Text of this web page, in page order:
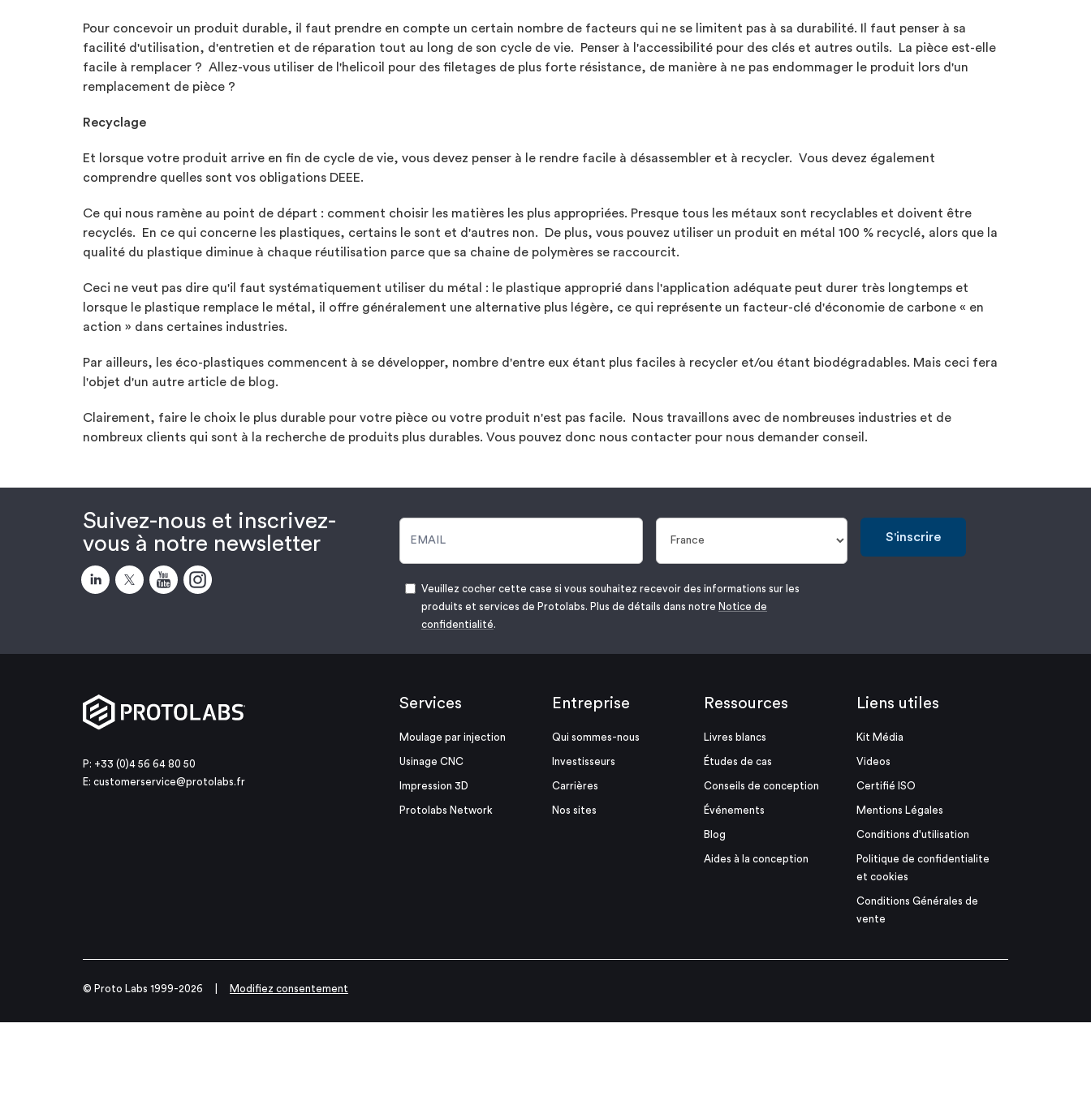
Pour concevoir un produit durable, il faut prendre en compte un certain nombre de facteurs qui ne se limitent pas à sa durabilité. Il faut penser à sa
facilité d'utilisation, d'entretien et de réparation tout au long de son cycle de vie. Penser à l'accessibilité pour des clés et autres outils. La pièce est-elle
facile à remplacer ? Allez-vous utiliser de l'helicoil pour des filetages de plus forte résistance, de manière à ne pas endommager le produit lors d'un
remplacement de pièce ?
Recyclage
Et lorsque votre produit arrive en fin de cycle de vie, vous devez penser à le rendre facile à désassembler et à recycler. Vous devez également
comprendre quelles sont vos obligations DEEE.
Ce qui nous ramène au point de départ : comment choisir les matières les plus appropriées. Presque tous les métaux sont recyclables et doivent être
recyclés. En ce qui concerne les plastiques, certains le sont et d'autres non. De plus, vous pouvez utiliser un produit en métal 100 % recyclé, alors que la
qualité du plastique diminue à chaque réutilisation parce que sa chaine de polymères se raccourcit.
Ceci ne veut pas dire qu'il faut systématiquement utiliser du métal : le plastique approprié dans l'application adéquate peut durer très longtemps et
lorsque le plastique remplace le métal, il offre généralement une alternative plus légère, ce qui représente un facteur-clé d'économie de carbone « en
action » dans certaines industries.
Par ailleurs, les éco-plastiques commencent à se développer, nombre d'entre eux étant plus faciles à recycler et/ou étant biodégradables. Mais ceci fera
l'objet d'un autre article de blog.
Clairement, faire le choix le plus durable pour votre pièce ou votre produit n'est pas facile. Nous travaillons avec de nombreuses industries et de
nombreux clients qui sont à la recherche de produits plus durables. Vous pouvez donc nous contacter pour nous demander conseil.
Suivez-nous et inscrivez-
vous à notre newsletter
S'inscrire
Veuillez cocher cette case si vous souhaitez recevoir des informations sur les
produits et services de Protolabs. Plus de détails dans notre Notice de
confidentialité.
P: +33 (0)4 56 64 80 50
E: customerservice@protolabs.fr
Services
Moulage par injection
Usinage CNC
Impression 3D
Protolabs Network
Entreprise
Qui sommes-nous
Investisseurs
Carrières
Nos sites
Ressources
Livres blancs
Études de cas
Conseils de conception
Événements
Blog
Aides à la conception
Liens utiles
Kit Média
Videos
Certifié ISO
Mentions Légales
Conditions d'utilisation
Politique de confidentialite
et cookies
Conditions Générales de
vente
© Proto Labs 1999-2026 Modifiez consentement